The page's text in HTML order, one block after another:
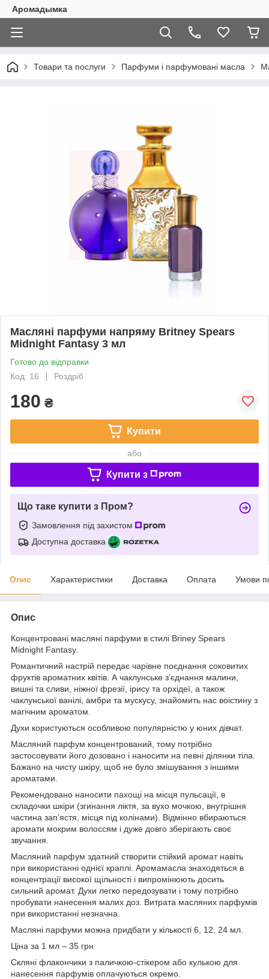
Аромадымка
Товари та послуги Парфуми і парфумовані масла
Масляні парфуми напряму Britney Spears
Midnight Fantasy 3 мл
Готово до відправки
Код: 16
Роздріб
180 ₴
Купити
або
Купити з
Що таке купити з Пром?
Замовлення під захистом
Доступна доставка
Опис Характеристики Доставка Оплата Умови
Опис
Концентровані масляні парфуми в стилі Briney Spears
Midnight Fantasy.
Романтичний настрій передає чарівне поєднання соковитих
фруктів ароматних квітів. А чаклунське з’єднання малини,
вишні та сливи, ніжної фрезії, ірису та орхідеї, а також
чаклунської ванілі, амбри та мускусу, знайомить нас воістину з
магічним ароматом.
Духи користуються особливою популярністю у юних дівчат.
Масляний парфум концентрований, тому потрібно
застосовувати його дозовано і наносити на певні ділянки тіла.
Бажано на чисту шкіру, щоб не було змішування з іншими
ароматами.
Рекомендовано наносити пахощі на місця пульсації, в
складочки шкіри (згинання ліктя, за вухо мочкою, внутрішня
частина зап’ястя, місця під колінами). Відмінно вбираються
аромати мокрим волоссям і дуже довго зберігають своє
звучання.
Масляний парфум здатний створити стійкий аромат навіть
при використанні однієї краплі. Аромамасла знаходяться в
концентрації високої щільності і випромінюють досить
сильний аромат. Духи легко передозувати і тому потрібно
пробувати нанесення малих доз. Витрата масляних парфумів
при використанні незначна.
Масляні парфуми можна придбати у кількості 6, 12, 24 мл.
Ціна за 1 мл – 35 грн
Скляні флакончики з паличкою-стікером або кулькою для
нанесення парфумів оплачуються окремо.